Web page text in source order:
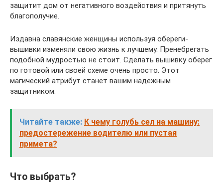
защитит дом от негативного воздействия и притянуть
благополучие.
Издавна славянские женщины используя обереги-
вышивки изменяли свою жизнь к лучшему. Пренебрегать
подобной мудростью не стоит. Сделать вышивку оберег
по готовой или своей схеме очень просто. Этот
магический атрибут станет вашим надежным
защитником.
Читайте также: К чему голубь сел на машину:
предостережение водителю или пустая
примета?
Что выбрать?